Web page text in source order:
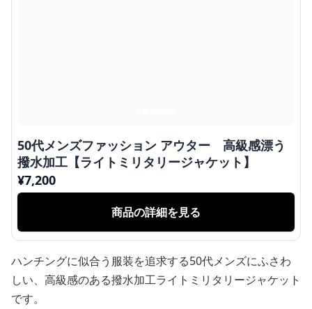
50代メンズファッション アウター 高級感漂う
撥水加工【ライトミリタリージャケット】
¥7,200
商品の詳細を見る
ハンチングに似合う服装を追求する50代メンズにふさわ
しい、高級感のある撥水加工ライトミリタリージャケット
です。